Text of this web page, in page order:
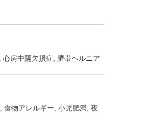
心房中隔欠損症 臍帯ヘルニア
食物アレルギー 小児肥満 夜